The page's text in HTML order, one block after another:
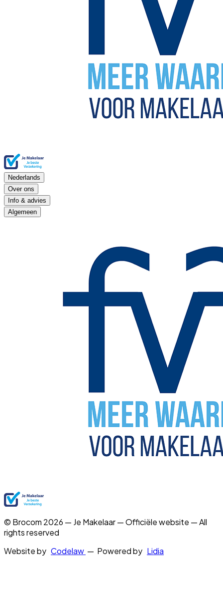
Nederlands
Over ons
Info & advies
Algemeen
© Brocom 2026 — Je Makelaar — Officiële website — All
rights reserved
Website by Codelaw — Powered by Lidia